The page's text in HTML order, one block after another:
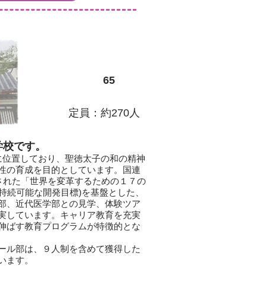
65
定員：約270人
です。
置しており、聖徳太子の和の精神
の育成を目的としています。国連
た「世界を変革するための１７の
続可能な開発目標)を基盤とした、
、近代医学部との見学、体験ツア
しています。キャリア教育を充実
ばす教育プログラムが特徴的とな
ル部は、９人制を含めて獲得した
ます。